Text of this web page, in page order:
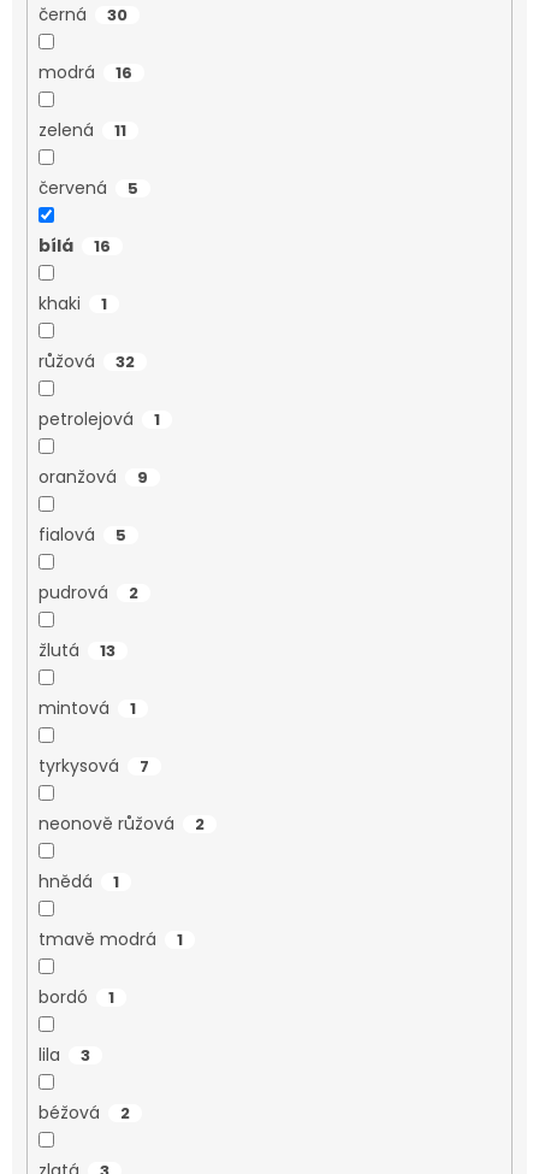
černá 30
modrá 16
zelená 11
červená 5
bílá 16
khaki 1
růžová 32
petrolejová 1
oranžová 9
fialová 5
pudrová 2
žlutá 13
mintová 1
tyrkysová 7
neonově růžová 2
hnědá 1
tmavě modrá 1
bordó 1
lila 3
béžová 2